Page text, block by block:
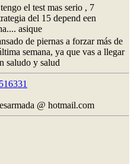
el test mas serio , 7
del 15 depend een
asique
de piernas a forzar más de
semana, ya que vas a llegar
saludo y salud
@ hotmail.com